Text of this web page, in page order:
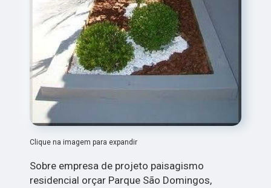
Clique na imagem para expandir
Sobre empresa de projeto paisagismo
residencial orçar Parque São Domingos,